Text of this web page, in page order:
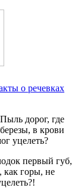
о речевках
дорог, где
в крови
уцелеть?
первый губ,
как горы, не